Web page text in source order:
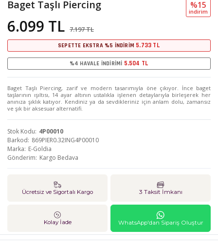
Baget Taşlı Piercing
6.099 TL 7.197 TL
%15
i̇ndi̇ri̇m
SEPETTE EKSTRA %5 İNDİRİM 5.733 TL
%4 HAVALE İNDİRİMİ 5.504 TL
Baget Taşlı Piercing, zarif ve modern tasarımıyla öne çıkıyor. İnce baget
taşlarının ışıltısı, 14 ayar altının ustalıkla işlenen detaylarıyla birleşerek her
anınıza şıklık katıyor. Kendiniz ya da sevdikleriniz için anlam dolu, zamansız
ve şık bir aksesuar alternatifi.
Stok Kodu 4P00010
Barkod 869PIER0.32ING4P00010
Marka E-Goldia
Gönderim Kargo Bedava
Ücretsiz ve Sigortalı Kargo 3 Taksit İmkanı
Kolay İade WhatsApp'dan Sipariş Oluştur